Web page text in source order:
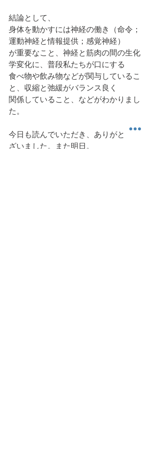
結論として、
身体を動かすには神経の働き（命令；
運動神経と情報提供；感覚神経）
が重要なこと、神経と筋肉の間の生化
学変化に、普段私たちが口にする
食べ物や飲み物などが関与しているこ
と、収縮と弛緩がバランス良く
関係していること、などがわかりまし
た。
今日も読んでいただき、ありがとうご
ざいました。また明日。